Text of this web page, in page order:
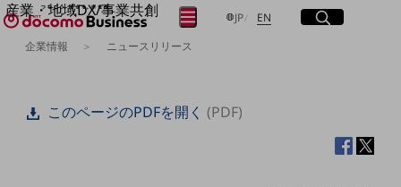
産業・地域DX/事業共創
OPEN HUB for Plural Futures
イベント/ウェビナー
JP日本語
EN Englishサイト内検索
開く
メニュー
開く
企業情報 ニュースリリース
このページのPDFを開く(PDF)